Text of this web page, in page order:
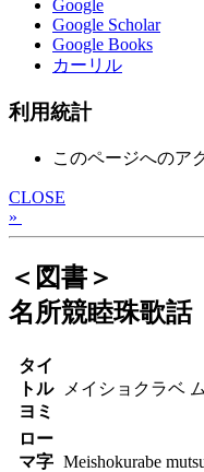
Google
Google Scholar
Google Books
カーリル
利用統計
このページへのア
CLOSE
»
＜図書＞
名所競睦珠歌話
タイ
トル
ヨミ
メイショクラベ
ロー
マ字 Meishokurabe